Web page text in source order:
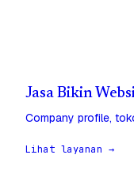
Jasa Bikin
Company profile,
Lihat layanan →